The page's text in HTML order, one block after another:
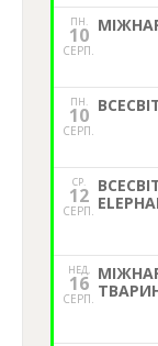
ПН.
10
СЕРП.
ПН.
10
СЕРП.
СР.
12
СЕРП.
НЕД,
16
СЕРП.